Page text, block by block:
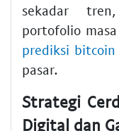
sekadar
portofolio
prediksi
pasar.
Strategi
Digital dan